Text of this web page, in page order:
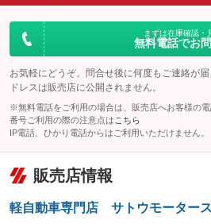
エアサスペンション
まずは在庫確認・
無料電話でお
お気軽にどうぞ。問合せ後に何度もご連絡が
ドレスは販売店に公開されません。
※無料電話をご利用の場合は、販売店へお客様の
番号ご利用の際の注意点は こちら
IP電話、ひかり電話からはご利用いただけません。
販売店情報
軽自動車専門店 サトウモータース